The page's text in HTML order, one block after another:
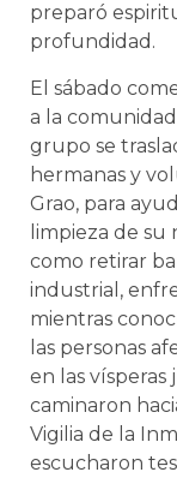
preparó
profundidad.
El sábado
a la
grupo se
hermanas y
Grao, para
limpieza de su
como retirar
industrial,
mientras
las personas
en las
caminaron
Vigilia de la
escucharon